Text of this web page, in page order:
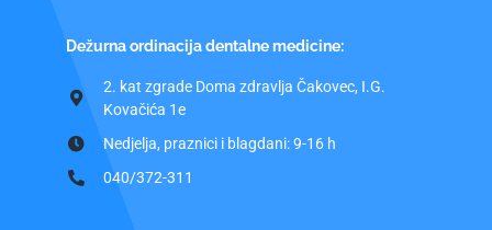
Dežurna ordinacija dentalne medicine:
2. kat zgrade Doma zdravlja Čakovec, I.G.
Kovačića 1e
Nedjelja, praznici i blagdani: 9-16 h
040/372-311